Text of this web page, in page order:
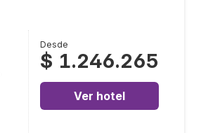
Desde
$ 1.246.265
Ver hotel